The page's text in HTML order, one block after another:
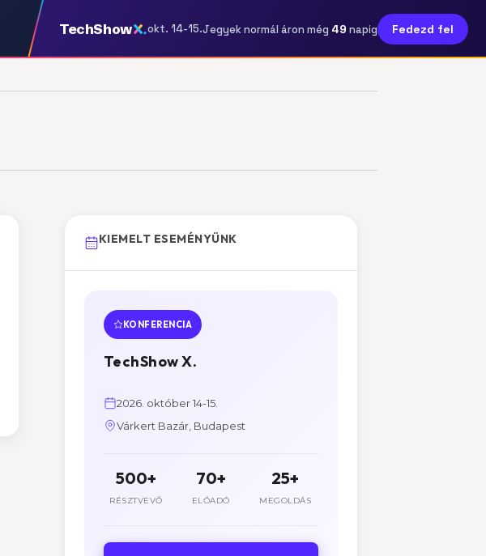
TechShow okt. 14-15.Jegyek normál áron még 49 napig Fedezd fel
KIEMELT ESEMÉNYÜNK
KONFERENCIA
TechShow X.
2026. október 14-15.
Várkert Bazár, Budapest
500+
RÉSZTVEVŐ
70+
ELŐADÓ
25+
MEGOLDÁS